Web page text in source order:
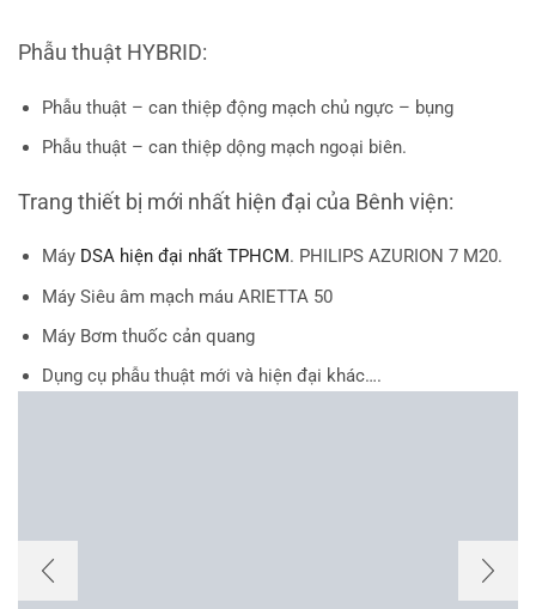
Phẫu thuật HYBRID:
Phẫu thuật – can thiệp động mạch chủ ngực – bụng
Phẫu thuật – can thiệp dộng mạch ngoại biên.
Trang thiết bị mới nhất hiện đại của Bênh viện:
Máy DSA hiện đại nhất TPHCM. PHILIPS AZURION 7 M20.
Máy Siêu âm mạch máu ARIETTA 50
Máy Bơm thuốc cản quang
Dụng cụ phẫu thuật mới và hiện đại khác….